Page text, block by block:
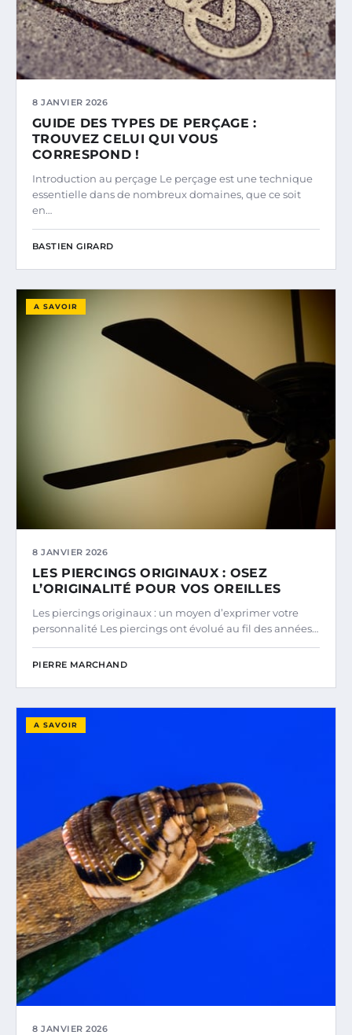
8 JANVIER 2026
GUIDE DES TYPES DE PERÇAGE :
TROUVEZ CELUI QUI VOUS
CORRESPOND !
Introduction au perçage Le perçage est une technique
essentielle dans de nombreux domaines, que ce soit
en…
BASTIEN GIRARD
A SAVOIR
8 JANVIER 2026
LES PIERCINGS ORIGINAUX : OSEZ
L’ORIGINALITÉ POUR VOS OREILLES
Les piercings originaux : un moyen d’exprimer votre
personnalité Les piercings ont évolué au fil des années…
PIERRE MARCHAND
A SAVOIR
8 JANVIER 2026